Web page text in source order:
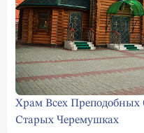
Храм Всех Преподобных
Старых Черемушках